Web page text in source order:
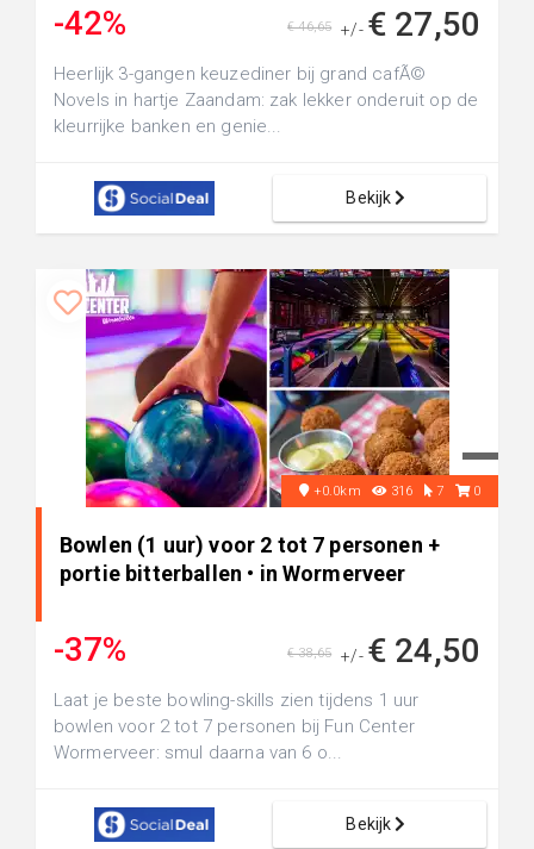
-42% +/- € 27,50
€ 46,65
Heerlijk 3-gangen keuzediner bij grand cafÃ©
Novels in hartje Zaandam: zak lekker onderuit op de
kleurrijke banken en genie...
Bekijk
+0.0km 316 7 0
Bowlen (1 uur) voor 2 tot 7 personen +
portie bitterballen • in Wormerveer
-37% +/- € 24,50
€ 38,65
Laat je beste bowling-skills zien tijdens 1 uur
bowlen voor 2 tot 7 personen bij Fun Center
Wormerveer: smul daarna van 6 o...
Bekijk